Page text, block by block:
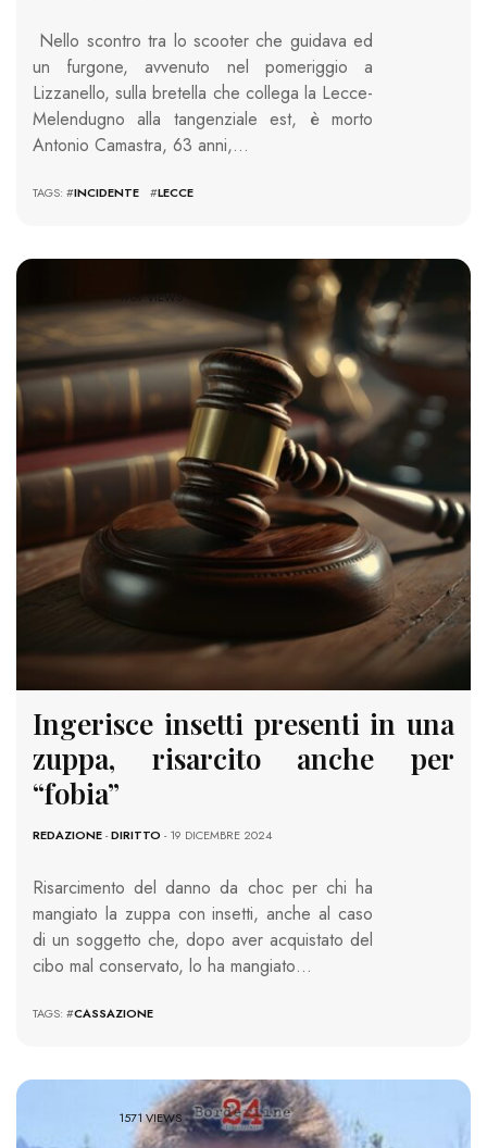
Nello scontro tra lo scooter che guidava ed
un furgone, avvenuto nel pomeriggio a
Lizzanello, sulla bretella che collega la Lecce-
Melendugno alla tangenziale est, è morto
Antonio Camastra, 63 anni,…
TAGS: #INCIDENTE #LECCE
1909 VIEWS
Ingerisce insetti presenti in una
zuppa, risarcito anche per
“fobia”
REDAZIONE-DIRITTO - 19 DICEMBRE 2024
Risarcimento del danno da choc per chi ha
mangiato la zuppa con insetti, anche al caso
di un soggetto che, dopo aver acquistato del
cibo mal conservato, lo ha mangiato…
TAGS: #CASSAZIONE
1571 VIEWS